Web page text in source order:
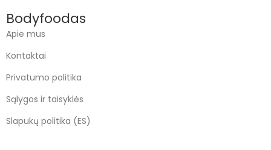
Bodyfoodas
Apie mus
Kontaktai
Privatumo politika
Sąlygos ir taisyklės
Slapukų politika (ES)